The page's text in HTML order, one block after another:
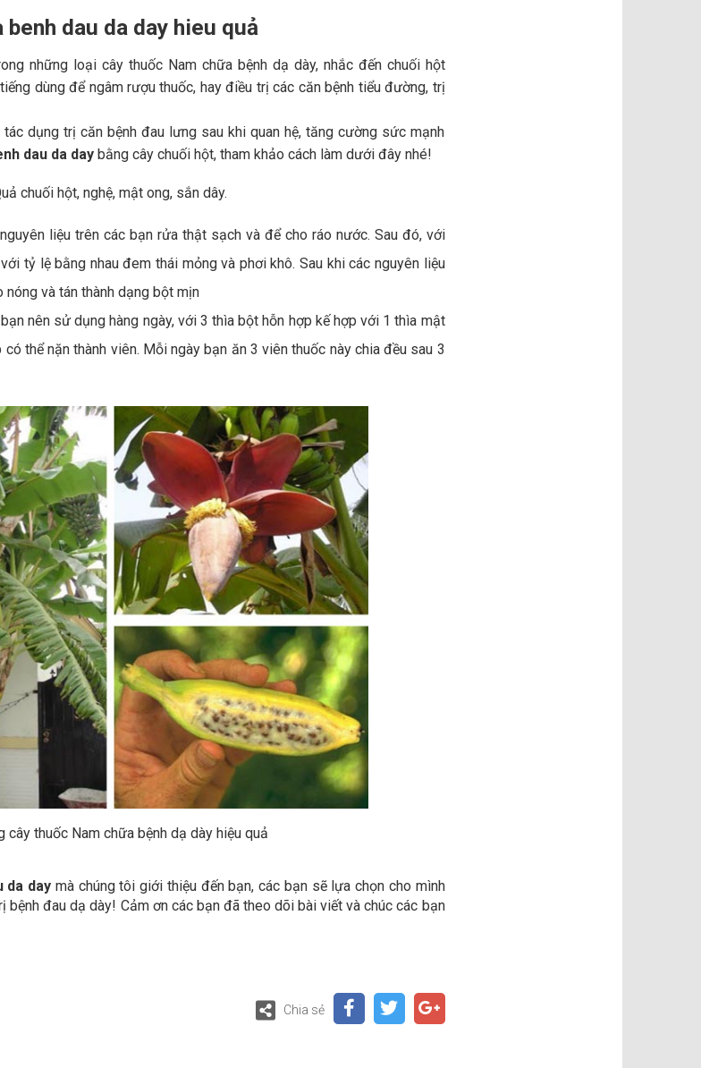
dau da day hieu quả
những loại cây thuốc Nam chữa bệnh dạ dày, nhắc đến chuối hột
dùng để ngâm rượu thuốc, hay điều trị các căn bệnh tiểu đường, trị
dụng trị căn bệnh đau lưng sau khi quan hệ, tăng cường sức mạnh
dau da daybằng cây chuối hột, tham khảo cách làm dưới đây nhé!
chuối hột, nghệ, mật ong, sắn dây.
liệu trên các bạn rửa thật sạch và để cho ráo nước. Sau đó, với
tỷ lệ bằng nhau đem thái mỏng và phơi khô. Sau khi các nguyên liệu
và tán thành dạng bột mịn
nên sử dụng hàng ngày, với 3 thìa bột hỗn hợp kế hợp với 1 thìa mật
thể nặn thành viên. Mỗi ngày bạn ăn 3 viên thuốc này chia đều sau 3
cây thuốc Nam chữa bệnh dạ dày hiệu quả
da day mà chúng tôi giới thiệu đến bạn, các bạn sẽ lựa chọn cho mình
đau dạ dày! Cảm ơn các bạn đã theo dõi bài viết và chúc các bạn
Chia sẻ